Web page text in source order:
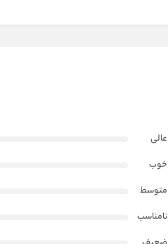
عالی
خوب
متوسط
نامناسب